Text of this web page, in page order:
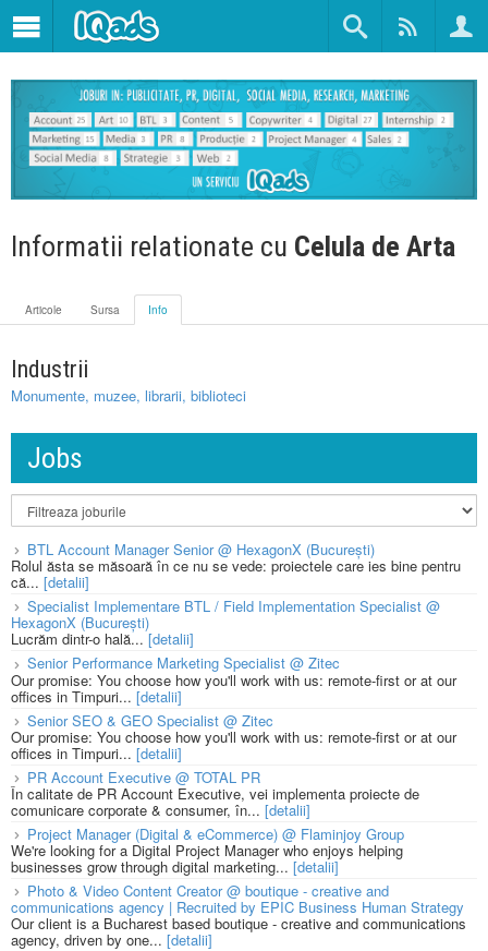
Informatii relationate cu Celula de Arta
Articole Sursa Info
Industrii
Monumente, muzee, librarii, biblioteci
Jobs
BTL Account Manager Senior @ HexagonX (București)
Rolul ăsta se măsoară în ce nu se vede: proiectele care ies bine pentru
că... [detalii]
Specialist Implementare BTL / Field Implementation Specialist @
HexagonX (București)
Lucrăm dintr-o hală... [detalii]
Senior Performance Marketing Specialist @ Zitec
Our promise: You choose how you'll work with us: remote-first or at our
offices in Timpuri... [detalii]
Senior SEO & GEO Specialist @ Zitec
Our promise: You choose how you'll work with us: remote-first or at our
offices in Timpuri... [detalii]
PR Account Executive @ TOTAL PR
În calitate de PR Account Executive, vei implementa proiecte de
comunicare corporate & consumer, în... [detalii]
Project Manager (Digital & eCommerce) @ Flaminjoy Group
We're looking for a Digital Project Manager who enjoys helping
businesses grow through digital marketing... [detalii]
Photo & Video Content Creator @ boutique - creative and
communications agency | Recruited by EPIC Business Human Strategy
Our client is a Bucharest based boutique - creative and communications
agency, driven by one... [detalii]